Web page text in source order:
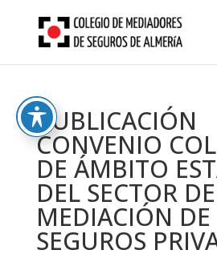
content
PUBLICACIÓN
CONVENIO
DE ÁMBITO
DEL SECTOR
MEDIACIÓN DE
SEGUROS